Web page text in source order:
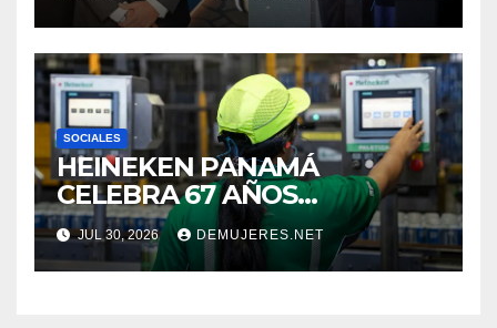
SOCIALES
HEINEKEN PANAMÁ
CELEBRA 67 AÑOS
IMPULSANDO EL
CRECIMIENTO DE LA
INDUSTRIA CERVECERA Y
JUL 30, 2026 DEMUJERES.NET